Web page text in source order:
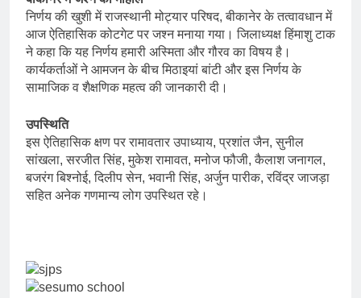
निर्णय की खुशी में राजस्थानी मोट्यार परिषद, बीकानेर के तत्वावधान में
आज ऐतिहासिक कोटगेट पर जश्न मनाया गया। जिलाध्यक्ष हिंमाशु टाक
ने कहा कि यह निर्णय हमारी अस्मिता और गौरव का विषय है।
कार्यकर्ताओं ने आमजन के बीच मिठाइयां बांटी और इस निर्णय के
सामाजिक व शैक्षणिक महत्व की जानकारी दी।
उपस्थिति
इस ऐतिहासिक क्षण पर रामावतार उपाध्याय, प्रशांत जैन, सुनील
सांखला, सरजीत सिंह, मुकेश रामावत, मनोज फौजी, कैलाश जनागल,
बजरंग बिश्नोई, दिलीप सेन, भवानी सिंह, अर्जुन पारीक, रविंद्र जाजड़ा
सहित अनेक गणमान्य लोग उपस्थित रहे।